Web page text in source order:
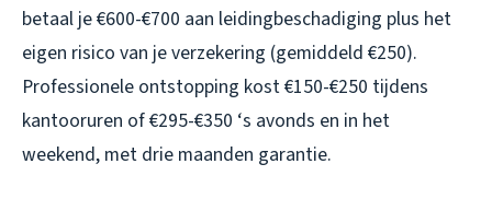
betaal je €600-€700 aan leidingbeschadiging plus het
eigen risico van je verzekering (gemiddeld €250).
Professionele ontstopping kost €150-€250 tijdens
kantooruren of €295-€350 ‘s avonds en in het
weekend, met drie maanden garantie.